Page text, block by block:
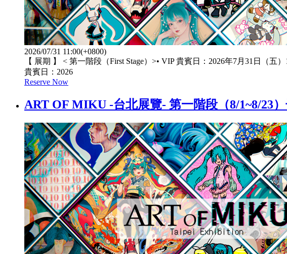
2026/07/31 11:00(+0800)
【 展期 】 < 第一階段（First Stage）>• VIP 貴賓日：2026年7月31日（五
貴賓日：2026
Reserve Now
ART OF MIKU -台北展覽- 第一階段（8/1~8/23